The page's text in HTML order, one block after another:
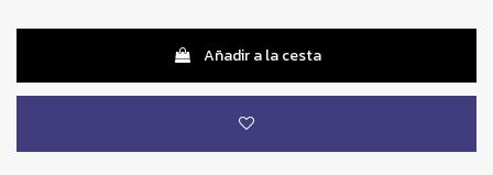
Añadir a la cesta